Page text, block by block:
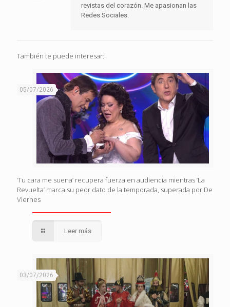
revistas del corazón. Me apasionan las
Redes Sociales.
También te puede interesar:
05/07/2026
‘Tu cara me suena’ recupera fuerza en audiencia mientras ‘La
Revuelta’ marca su peor dato de la temporada, superada por De
Viernes
Leer más
03/07/2026